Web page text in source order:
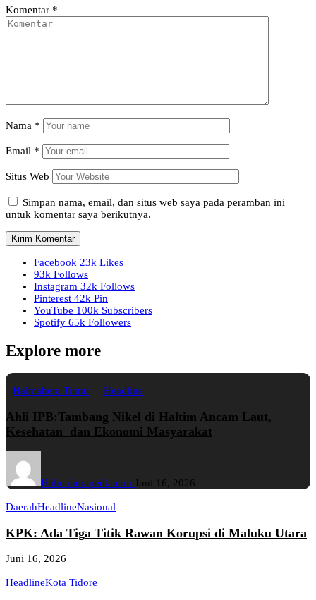
Komentar *
Nama *
Email *
Situs Web
Simpan nama, email, dan situs web saya pada peramban ini
untuk komentar saya berikutnya.
Facebook 23k Likes
93k Follows
Instagram 32k Follows
Pinterest 42k Pin
YouTube 100k Subscribers
Spotify 65k Followers
Explore more
Halmahera Timur Headline
Ahli IPB:Tambang Nikel di Haltim Ancam Laut,
Kesehatan dan Ekonomi Masyarakat
Halmaherapedia.comJuni 16, 2026
DaerahHeadlineNasional
KPK: Ada Tiga Titik Rawan Korupsi di Maluku Utara
Juni 16, 2026
HeadlineKota Tidore